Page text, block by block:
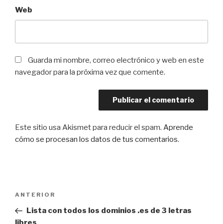
Web
Guarda mi nombre, correo electrónico y web en este
navegador para la próxima vez que comente.
Este sitio usa Akismet para reducir el spam. Aprende
cómo se procesan los datos de tus comentarios.
entradas
Entrada
anterior:
ANTERIOR
Lista con todos los dominios .es de 3 letras